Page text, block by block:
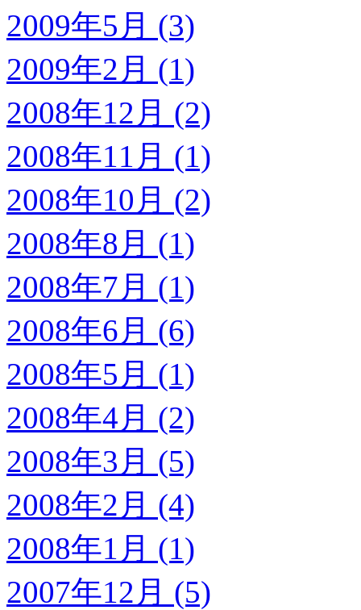
2009年5月 (3)
2009年2月 (1)
2008年12月 (2)
2008年11月 (1)
2008年10月 (2)
2008年8月 (1)
2008年7月 (1)
2008年6月 (6)
2008年5月 (1)
2008年4月 (2)
2008年3月 (5)
2008年2月 (4)
2008年1月 (1)
2007年12月 (5)